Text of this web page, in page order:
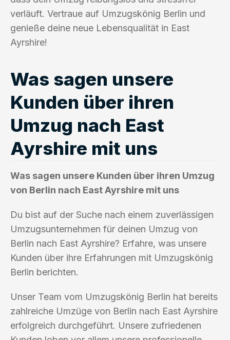
verläuft. Vertraue auf Umzugskönig Berlin und
genieße deine neue Lebensqualität in East
Ayrshire!
Was sagen unsere
Kunden über ihren
Umzug nach East
Ayrshire mit uns
Was sagen unsere Kunden über ihren Umzug
von Berlin nach East Ayrshire mit uns
Du bist auf der Suche nach einem zuverlässigen
Umzugsunternehmen für deinen Umzug von
Berlin nach East Ayrshire? Erfahre, was unsere
Kunden über ihre Erfahrungen mit Umzugskönig
Berlin berichten.
Unser Team vom Umzugskönig Berlin hat bereits
zahlreiche Umzüge von Berlin nach East Ayrshire
erfolgreich durchgeführt. Unsere zufriedenen